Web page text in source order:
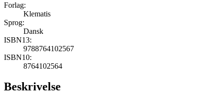
Forlag:
Klematis
Sprog:
Dansk
ISBN13:
9788764102567
ISBN10:
8764102564
Beskrivelse